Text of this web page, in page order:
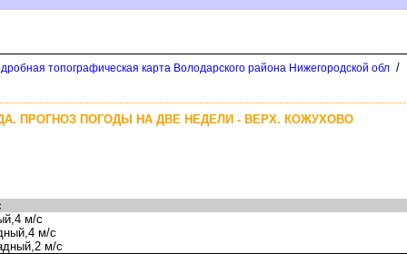
топографическая карта Володарского района Нижегородской обл /
ПРОГНОЗ ПОГОДЫ НА ДВЕ НЕДЕЛИ - ВЕРХ. КОЖУХОВО
м/с
м/с
м/с